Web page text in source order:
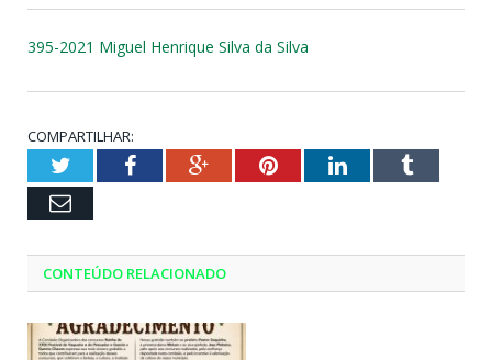
395-2021 Miguel Henrique Silva da Silva
COMPARTILHAR:
TwitterFacebookGoogle+PinterestLinkedInTumblr
Email
CONTEÚDO RELACIONADO